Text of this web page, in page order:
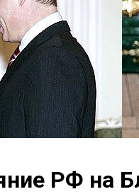
РФ на